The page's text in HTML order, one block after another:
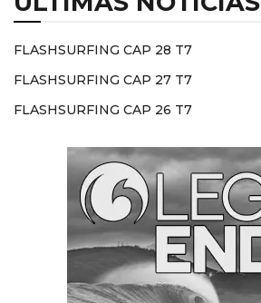
FLASHSURFING CAP 28 T7
FLASHSURFING CAP 27 T7
FLASHSURFING CAP 26 T7